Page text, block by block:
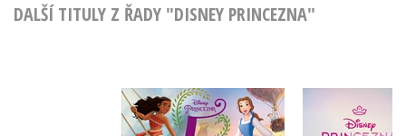
DALŠÍ TITULY Z ŘADY "DISNEY PRINCEZNA"
Princezna -
5minutové pohádky
Platinová